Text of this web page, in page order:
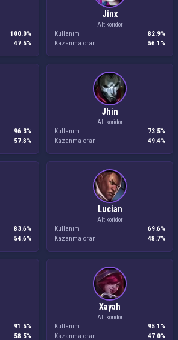
100.0%
47.5%
Jinx
Alt koridor
Kullanım
82.9%
Kazanma oranı
56.1%
96.3%
57.8%
Jhin
Alt koridor
Kullanım
73.5%
Kazanma oranı
49.4%
83.6%
54.6%
Lucian
Alt koridor
Kullanım
69.6%
Kazanma oranı
48.7%
91.5%
58.5%
Xayah
Alt koridor
Kullanım
95.1%
Kazanma oranı
47.0%